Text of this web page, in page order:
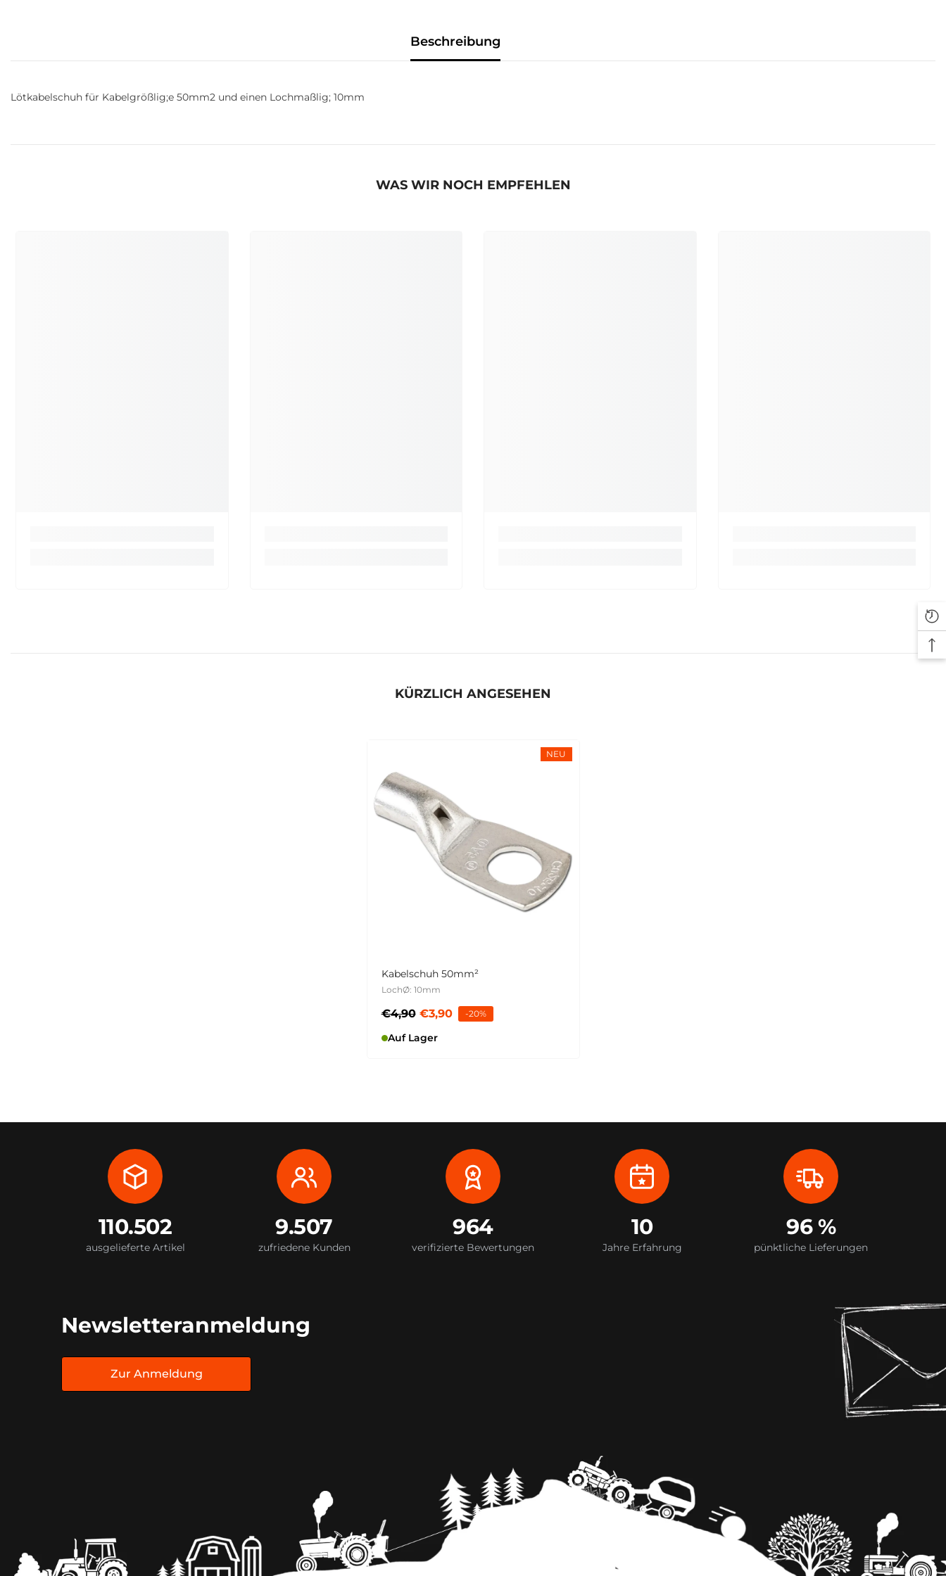
Beschreibung
Lötkabelschuh für Kabelgrößlig;e 50mm2 und einen Lochmaßlig; 10mm
WAS WIR NOCH EMPFEHLEN
KÜRZLICH ANGESEHEN
NEU
Kabelschuh 50mm²
LochØ: 10mm
€4,90 €3,90 -20%
Auf Lager
110.502
ausgelieferte Artikel
9.507
zufriedene Kunden
964
verifizierte Bewertungen
10
Jahre Erfahrung
96 %
pünktliche Lieferungen
Newsletteranmeldung
Zur Anmeldung